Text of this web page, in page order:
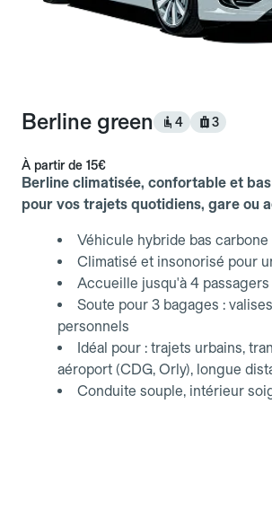
Berline green 4 3
À partir de 15€
Berline climatisée, confortable et
pour vos trajets quotidiens, gare ou
Véhicule hybride bas
Climatisé et insonorisé pour
Accueille jusqu'à 4
Soute pour 3 bagages :
personnels
Idéal pour : trajets urbains,
aéroport (CDG, Orly), longue
Conduite souple, intérieur